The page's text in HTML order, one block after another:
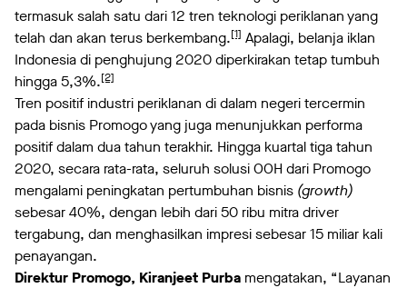
termasuk salah satu dari 12 tren teknologi periklanan yang
telah dan akan terus berkembang.[1] Apalagi, belanja iklan
Indonesia di penghujung 2020 diperkirakan tetap tumbuh
hingga 5,3%.[2]
Tren positif industri periklanan di dalam negeri tercermin
pada bisnis Promogo yang juga menunjukkan performa
positif dalam dua tahun terakhir. Hingga kuartal tiga tahun
2020, secara rata-rata, seluruh solusi OOH dari Promogo
mengalami peningkatan pertumbuhan bisnis (growth)
sebesar 40%, dengan lebih dari 50 ribu mitra driver
tergabung, dan menghasilkan impresi sebesar 15 miliar kali
penayangan.
Direktur Promogo, Kiranjeet Purba mengatakan, “Layanan